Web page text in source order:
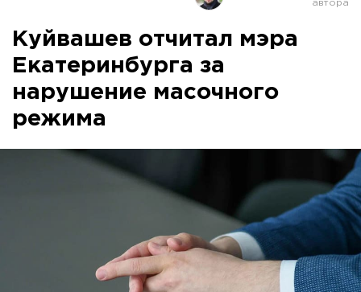
Куйвашев отчитал мэра
Екатеринбурга за
нарушение масочного
режима